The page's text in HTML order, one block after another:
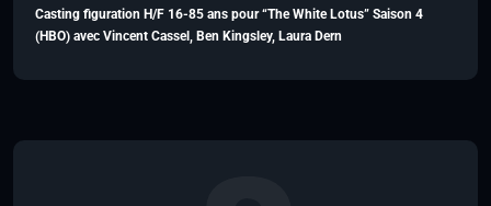
Casting figuration H/F 16-85 ans pour “The White Lotus” Saison 4
(HBO) avec Vincent Cassel, Ben Kingsley, Laura Dern